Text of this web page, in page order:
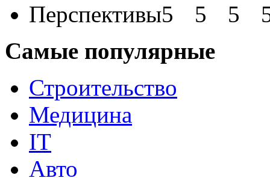
Перспективы
Самые популярные
Строительство
Медицина
IT
Авто